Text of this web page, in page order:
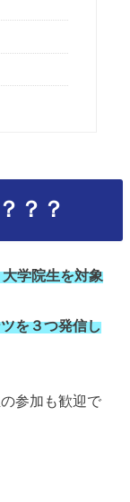
？？
学院生を対象
を３つ発信し
参加も歓迎で